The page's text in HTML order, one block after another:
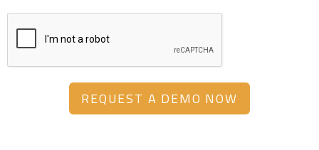
REQUEST A DEMO NOW